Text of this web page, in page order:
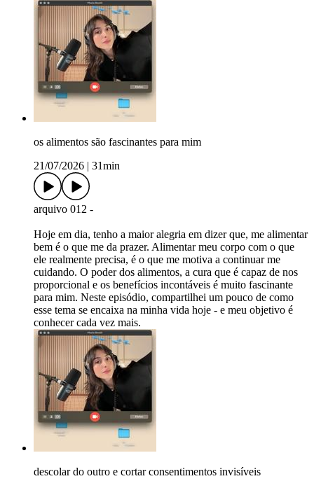
os alimentos são fascinantes para mim
21/07/2026
31min
arquivo 012 -
Hoje em dia, tenho a maior alegria em dizer que, me alimentar
bem é o que me da prazer. Alimentar meu corpo com o que
ele realmente precisa, é o que me motiva a continuar me
cuidando. O poder dos alimentos, a cura que é capaz de nos
proporcional e os benefícios incontáveis é muito fascinante
para mim. Neste episódio, compartilhei um pouco de como
esse tema se encaixa na minha vida hoje - e meu objetivo é
conhecer cada vez mais.
descolar do outro e cortar consentimentos invisíveis